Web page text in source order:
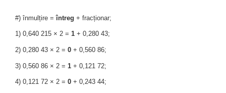
#) înmulțire =întreg + fracționar;
1) 0,640 215 × 2 = 1+ 0,280 43;
2) 0,280 43 × 2 = 0+ 0,560 86;
3) 0,560 86 × 2 = 1+ 0,121 72;
4) 0,121 72 × 2 = 0+ 0,243 44;